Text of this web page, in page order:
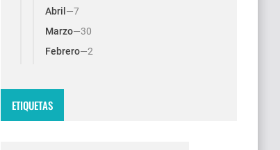
Abril —7
Marzo—30
Febrero—2
ETIQUETAS